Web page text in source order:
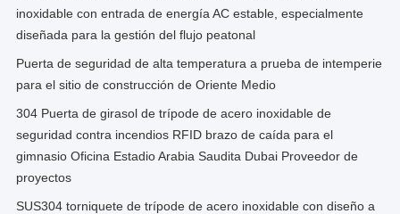
inoxidable con entrada de energía AC estable, especialmente
diseñada para la gestión del flujo peatonal
Puerta de seguridad de alta temperatura a prueba de intemperie
para el sitio de construcción de Oriente Medio
304 Puerta de girasol de trípode de acero inoxidable de
seguridad contra incendios RFID brazo de caída para el
gimnasio Oficina Estadio Arabia Saudita Dubai Proveedor de
proyectos
SUS304 torniquete de trípode de acero inoxidable con diseño a